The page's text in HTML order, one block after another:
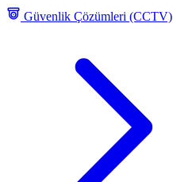
Güvenlik Çözümleri (CCTV)